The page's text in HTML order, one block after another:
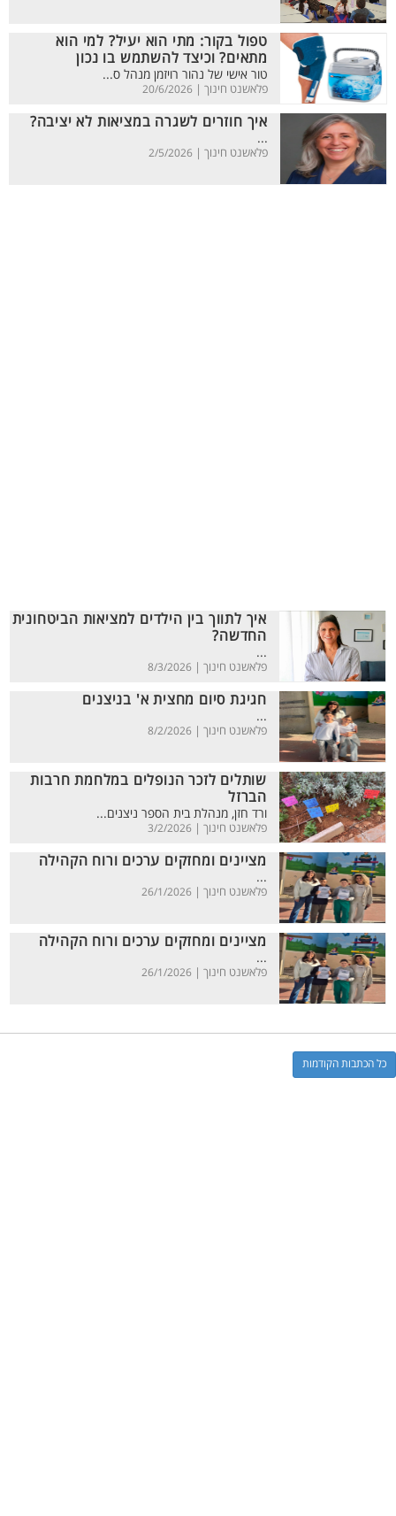
טפול בקור: מתי הוא יעיל? למי הוא
מתאים? וכיצד להשתמש בו נכון
טור אישי של נהור רויזמן מנהל ס...
פלאשנט חינוך | 20/6/2026
איך חוזרים לשגרה במציאות לא יציבה?
...
פלאשנט חינוך | 2/5/2026
איך לתווך בין הילדים למציאות הביטחונית
החדשה?
...
פלאשנט חינוך | 8/3/2026
חגיגת סיום מחצית א' בניצנים
...
פלאשנט חינוך | 8/2/2026
שותלים לזכר הנופלים במלחמת חרבות
הברזל
ורד חזן, מנהלת בית הספר ניצנים...
פלאשנט חינוך | 3/2/2026
מציינים ומחזקים ערכים ורוח הקהילה
...
פלאשנט חינוך | 26/1/2026
מציינים ומחזקים ערכים ורוח הקהילה
...
פלאשנט חינוך | 26/1/2026
כל הכתבות הקודמות